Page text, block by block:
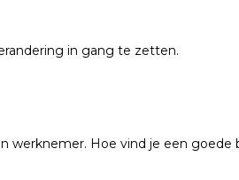
in gang te zetten.
werknemer. Hoe vind je een